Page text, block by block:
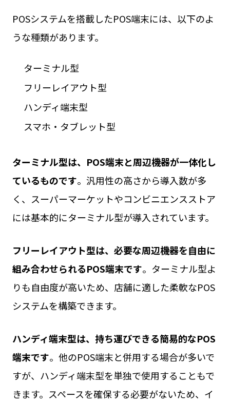
POSシステムを搭載したPOS端末には、以下のよ
うな種類があります。
ターミナル型
フリーレイアウト型
ハンディ端末型
スマホ・タブレット型
ターミナル型は、POS端末と周辺機器が一体化し
ているものです。汎用性の高さから導入数が多
く、スーパーマーケットやコンビニエンスストア
には基本的にターミナル型が導入されています。
フリーレイアウト型は、必要な周辺機器を自由に
組み合わせられるPOS端末です。ターミナル型よ
りも自由度が高いため、店舗に適した柔軟なPOS
システムを構築できます。
ハンディ端末型は、持ち運びできる簡易的なPOS
端末です。他のPOS端末と併用する場合が多いで
すが、ハンディ端末型を単独で使用することもで
きます。スペースを確保する必要がないため、イ